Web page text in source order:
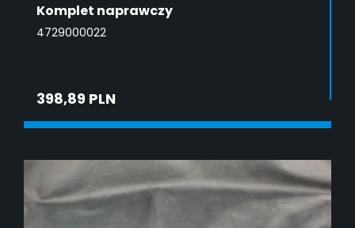
Komplet naprawczy
4729000022
398,89 PLN